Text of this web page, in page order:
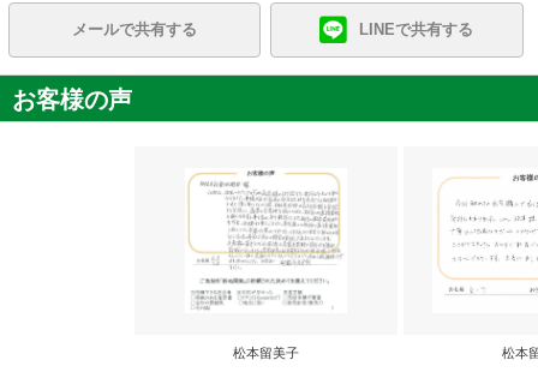
メールで共有する LINEで共有する
お客様の声
松本留美子 松本